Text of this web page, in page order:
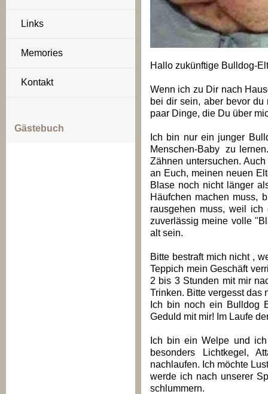
Links
Memories
Kontakt
Gästebuch
Hallo zukünftige Bulldog-
Wenn ich zu Dir nach
bei dir sein, aber bevor
paar Dinge, die Du über
Ich bin nur ein junger
Menschen-Baby zu
Zähnen untersuchen.
an Euch, meinen neuen
Blase noch nicht länger
Häufchen machen muss,
rausgehen muss, weil
zuverlässig meine volle
alt sein.
Bitte bestraft mich nicht ,
Teppich mein Geschäft
2 bis 3 Stunden mit mir
Trinken. Bitte vergesst das
Ich bin noch ein Bulldog
Geduld mit mir! Im Laufe
Ich bin ein Welpe und
besonders Lichtkegel,
nachlaufen. Ich möchte
werde ich nach unserer
schlummern.